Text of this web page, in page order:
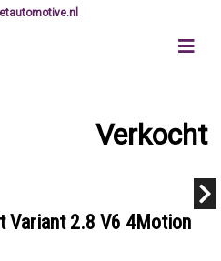
Verkocht
Variant 2.8 V6 4Motion